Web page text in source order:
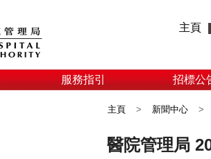
主頁
服務指引 招標公
主頁 > 新聞中心 >